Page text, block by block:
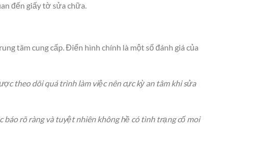
đến giấy tờ sửa chữa.
tâm cung cấp. Điển hình chính là một số đánh giá của
theo dõi quá trình làm việc nên cực kỳ an tâm khi sửa
báo rõ ràng và tuyệt nhiên không hề có tình trạng cố moi